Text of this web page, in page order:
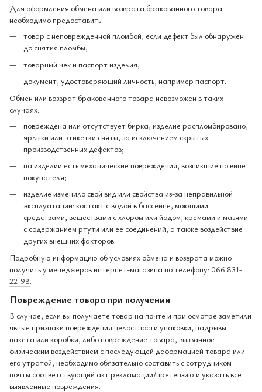
Для оформления обмена или возврата бракованного товара
необходимо предоставить:
товар с неповрежденной пломбой, если дефект был обнаружен
до снятия пломбы;
товарный чек и паспорт изделия;
документ, удостоверяющий личность, например паспорт.
Обмен или возврат бракованного товара невозможен в таких
случаях:
повреждена или отсутствует бирка, изделие распломбировано,
ярлыки или этикетки сняты, за исключением скрытых
производственных дефектов;
на изделии есть механические повреждения, возникшие по вине
покупателя;
изделие изменило свой вид или свойства из-за неправильной
эксплуатации: контакт с водой в бассейне, моющими
средствами, веществами с хлором или йодом, кремами и мазями
с содержанием ртути или ее соединений, а также воздействие
других внешних факторов.
Подробную информацию об условиях обмена и возврата можно
получить у менеджеров интернет-магазина по телефону: 066 831-
22-98
Повреждение товара при получении
В случае, если вы получаете товар на почте и при осмотре заметили
явные признаки повреждения целостности упаковки, надрывы
пакета или коробки, либо повреждение товара, вызванное
физическим воздействием с последующей деформацией товара или
его утратой, необходимо обязательно составить с сотрудником
почты соответствующий акт рекламации/претензию и указать все
выявленные повреждения.